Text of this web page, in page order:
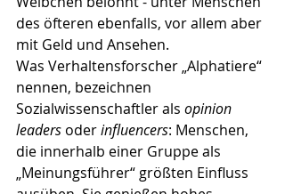
des öfteren ebenfalls, vor allem aber
mit Geld und Ansehen.
Was Verhaltensforscher „Alphatiere“
nennen, bezeichnen
Sozialwissenschaftler als opinion
leaders oder influencers: Menschen,
die innerhalb einer Gruppe als
„Meinungsführer“ größten Einfluss